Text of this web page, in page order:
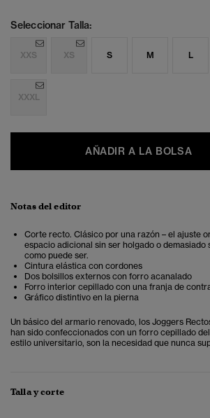
Seleccionar Talla:
XXS XS S M L
XXXL
AÑADIR A LA BOLSA
Notas del editor
Corte recto. Clásico por una razón – el ajuste
espacio adicional sin ser holgado o demasiado
como puede ser.
Cintura elástica con cordones
Dos bolsillos externos con forro acanalado
Forro interior cepillado con una franja de
Gráfico distintivo en la pierna
Un básico del armario renovado, los Joggers
han sido confeccionados con un forro cepillado
estilo universitario, son la necesidad que nunca
Talla y corte